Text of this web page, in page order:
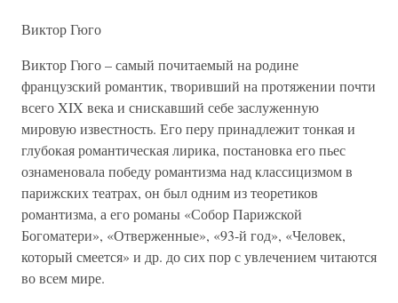
Виктор Гюго
Виктор Гюго – самый почитаемый на родине
французский романтик, творивший на протяжении почти
всего XIX века и снискавший себе заслуженную
мировую известность. Его перу принадлежит тонкая и
глубокая романтическая лирика, постановка его пьес
ознаменовала победу романтизма над классицизмом в
парижских театрах, он был одним из теоретиков
романтизма, а его романы «Собор Парижской
Богоматери», «Отверженные», «93-й год», «Человек,
который смеется» и др. до сих пор с увлечением читаются
во всем мире.